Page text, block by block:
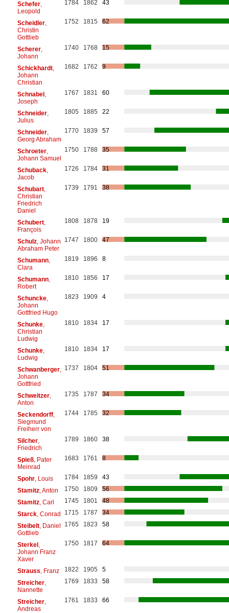
Schefer,
Leopold
1784 1862 43
Scheidler,
Christin
Gottlieb
1752 1815 62
Scherer,
Johann
1740 1768 15
Schickhardt,
Johann
Christian
1682 1762 9
Schnabel,
Joseph
1767 1831 60
Schneider,
Julius
1805 1885 22
Schneider,
Georg Abraham
1770 1839 57
Schroeter,
Johann Samuel
1750 1788 35
Schuback,
Jacob
1726 1784 31
Schubart,
Christian
Friedrich
Daniel
1739 1791 38
Schubert,
François
1808 1878 19
Schulz, Johann
Abraham Peter
1747 1800 47
Schumann,
Clara
1819 1896 8
Schumann,
Robert
1810 1856 17
Schuncke,
Johann
Gottfried Hugo
1823 1909 4
Schunke,
Christian
Ludwig
1810 1834 17
Schunke,
Ludwig
1810 1834 17
Schwanberger,
Johann
Gottfried
1737 1804 51
Schweitzer,
Anton
1735 1787 34
Seckendorff,
Siegmund
Freiherr von
1744 1785 32
Silcher,
Friedrich
1789 1860 38
Spieß, Pater
Meinrad
1683 1761 8
Spohr, Louis 1784 1859
43
Stamitz, Anton 1750 1809
56
Stamitz, Carl 1745 1801
48
Starck, Conrad 1715 1787
34
Steibelt, Daniel
Gottlieb
1765 1823 58
Sterkel,
Johann Franz
Xaver
1750 1817 64
Strauss , Franz 1822 1905
5
Streicher,
Nannette
1769 1833 58
Streicher,
Andreas
1761 1833 66